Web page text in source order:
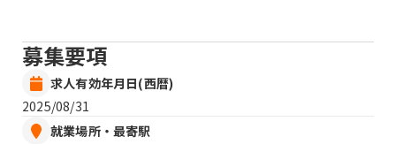
募集要項
求人有効年月日(西暦)
2025/08/31
就業場所・最寄駅